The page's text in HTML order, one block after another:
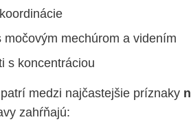
mechúrom a videním
s koncentráciou
patrí medzi najčastejšie príznaky
zahŕňajú: